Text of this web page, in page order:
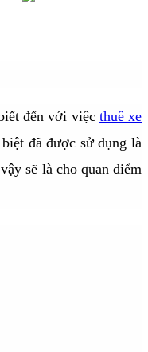
đến với việc thuê xe
đã được sử dụng là
sẽ là cho quan điểm